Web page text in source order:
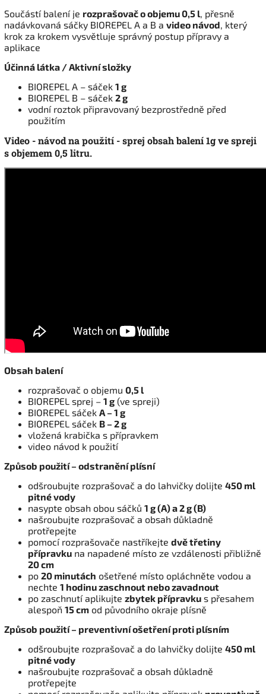
Součástí balení je rozprašovač o objemu 0,5 l, přesně
nadávkovaná sáčky BIOREPEL A a B a video návod, který
krok za krokem vysvětluje správný postup přípravy a
aplikace
Účinná látka / Aktivní složky
BIOREPEL A – sáček 1 g
BIOREPEL B – sáček 2 g
vodní roztok připravovaný bezprostředně před
použitím
Video - návod na použití - sprej obsah balení 1g ve spreji
s objemem 0,5 litru.
Obsah balení
rozprašovač o objemu 0,5 l
BIOREPEL sprej – 1 g (ve spreji)
BIOREPEL sáček A – 1 g
BIOREPEL sáček B – 2 g
vložená krabička s přípravkem
video návod k použití
Způsob použití – odstranění plísní
odšroubujte rozprašovač a do lahvičky dolijte 450 ml
pitné vody
nasypte obsah obou sáčků 1 g (A) a 2 g (B)
našroubujte rozprašovač a obsah důkladně
protřepejte
pomocí rozprašovače nastříkejte dvě třetiny
přípravku na napadené místo ze vzdálenosti přibližně
20 cm
po 20 minutách ošetřené místo opláchněte vodou a
nechte 1 hodinu zaschnout nebo zavadnout
po zaschnutí aplikujte zbytek přípravku s přesahem
alespoň 15 cm od původního okraje plísně
Způsob použití – preventivní ošetření proti plísním
odšroubujte rozprašovač a do lahvičky dolijte 450 ml
pitné vody
našroubujte rozprašovač a obsah důkladně
protřepejte